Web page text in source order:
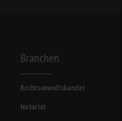
Branchen
Rechtsanwaltskanzlei
Notariat